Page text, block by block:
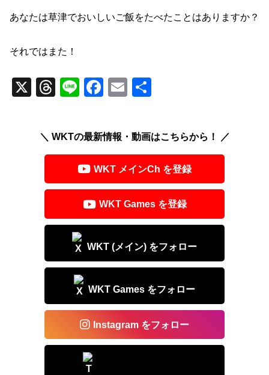
あなたは草津でおいしいご飯をたべたことはありますか？
それではまた！
X
T
a
s
Li
F
e
b
o
o
k
E
＼ WKTの最新情報・動画はこちらから！ ／
WKT メインCh を登録
WKT Games を登録
WKT (メイン) をフォロー
WKT Games をフォロー
Instagram をフォロー